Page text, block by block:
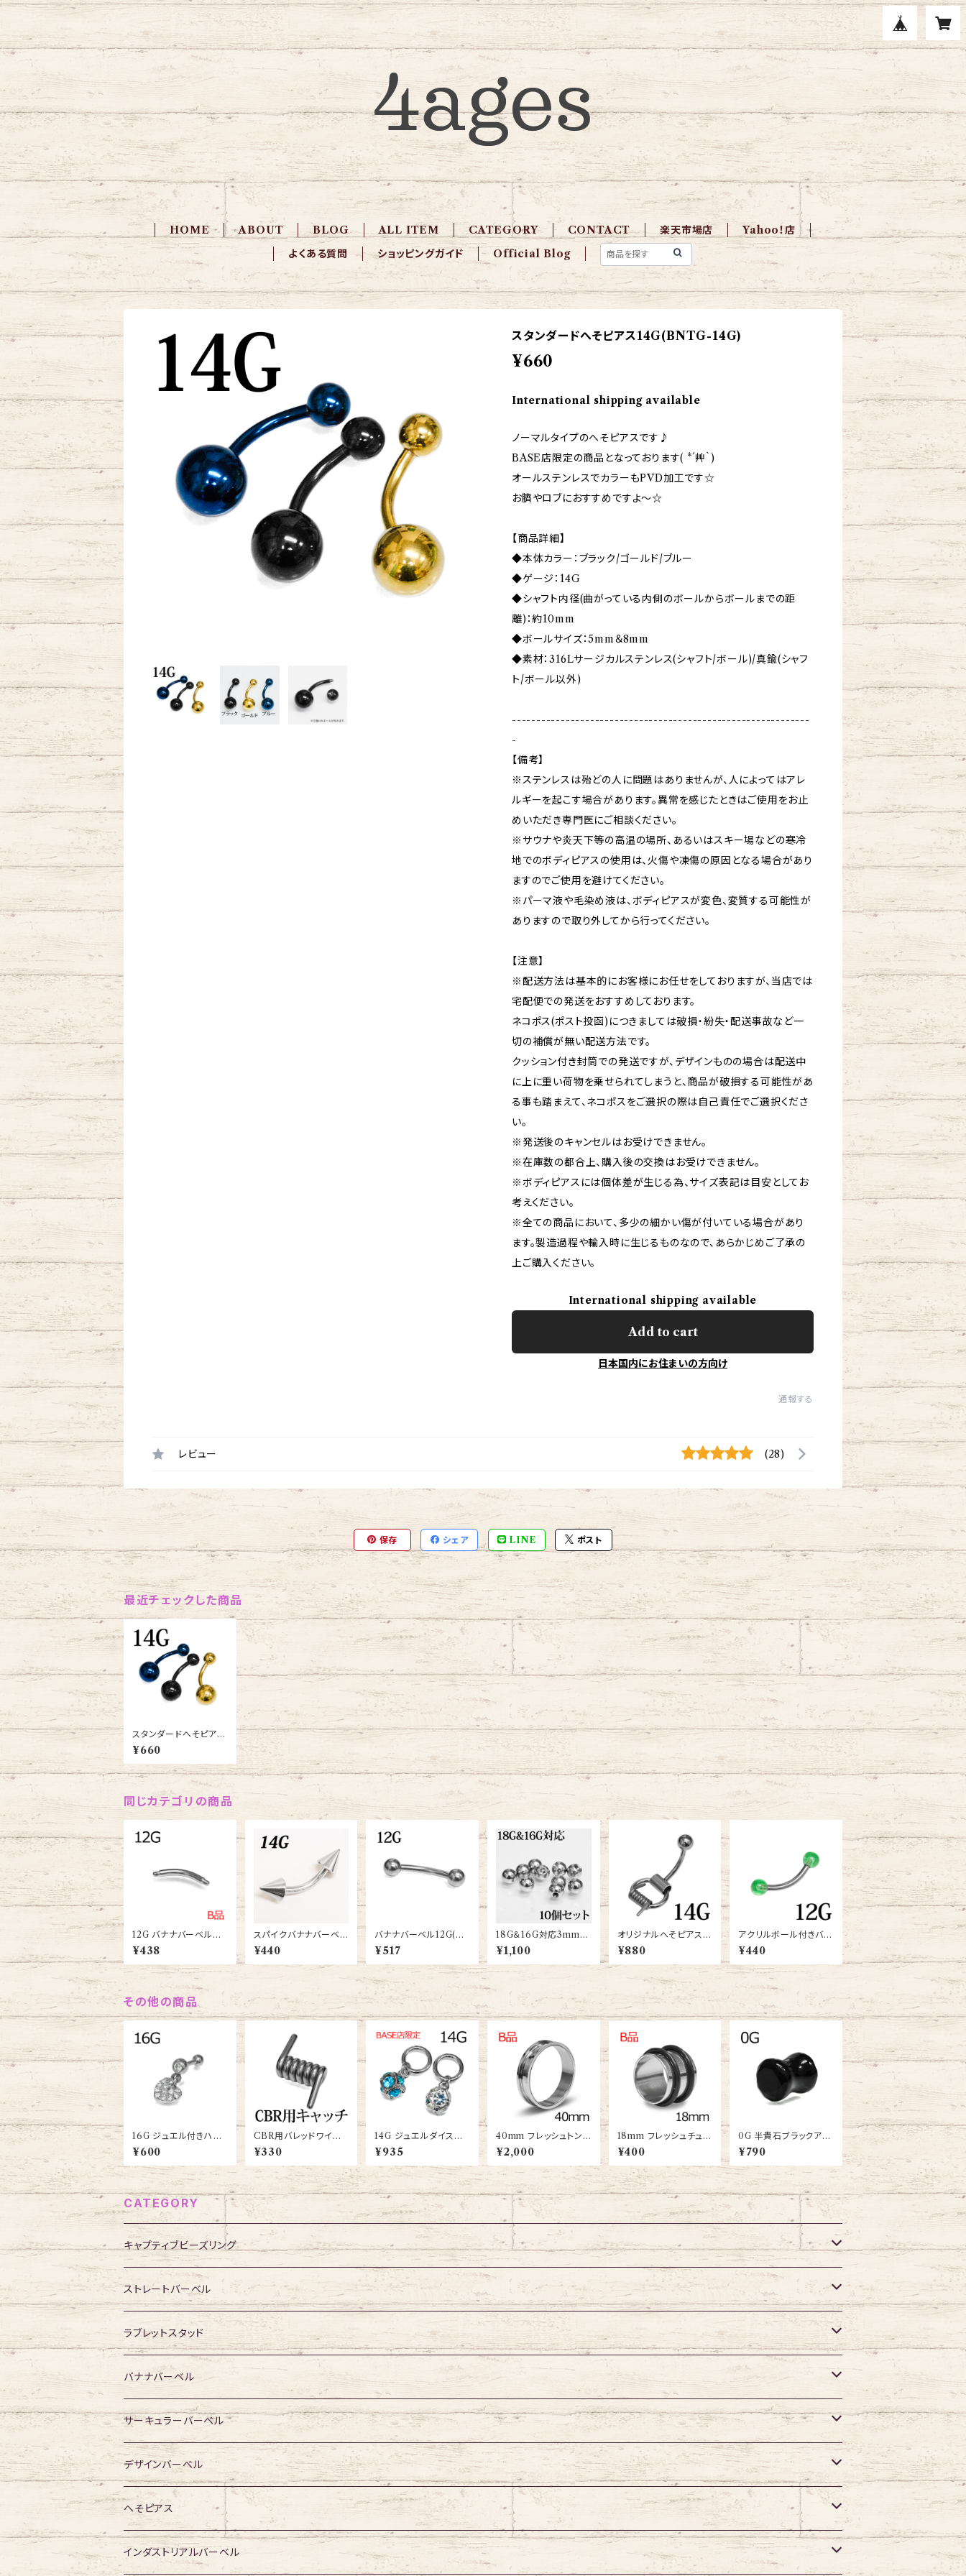
HOME ABOUT BLOG ALL ITEM CATEGORY CONTACT 楽天市場店
Yahoo！店
よくある質問
ショッピングガイド Official Blog
スタンダードへそピアス14G(BNTG-14G)
¥660
International shipping available
ノーマルタイプのへそピアスです♪
BASE店限定の商品となっております( *´艸｀)
オールステンレスでカラーもPVD加工です☆
お臍やロブにおすすめですよ～☆
【商品詳細】
◆本体カラー：ブラック/ゴールド/ブルー
◆ゲージ：14G
◆シャフト内径(曲がっている内側のボールからボールまでの距
離)：約10mm
◆ボールサイズ：5mm＆8mm
◆素材：316Lサージカルステンレス(シャフト/ボール)/真鍮(シャフ
ト/ボール以外)
-------------------------------------------------------------
-
【備考】
※ステンレスは殆どの人に問題はありませんが、人によってはアレ
ルギーを起こす場合があります。異常を感じたときはご使用をお止
めいただき専門医にご相談ください。
※サウナや炎天下等の高温の場所、あるいはスキー場などの寒冷
地でのボディピアスの使用は、火傷や凍傷の原因となる場合があり
ますのでご使用を避けてください。
※パーマ液や毛染め液は、ボディピアスが変色、変質する可能性が
ありますので取り外してから行ってください。
【注意】
※配送方法は基本的にお客様にお任せをしておりますが、当店では
宅配便での発送をおすすめしております。
ネコポス(ポスト投函)につきましては破損・紛失・配送事故など一
切の補償が無い配送方法です。
クッション付き封筒での発送ですが、デザインものの場合は配送中
に上に重い荷物を乗せられてしまうと、商品が破損する可能性があ
る事も踏まえて、ネコポスをご選択の際は自己責任でご選択くださ
い。
※発送後のキャンセルはお受けできません。
※在庫数の都合上、購入後の交換はお受けできません。
※ボディピアスには個体差が生じる為、サイズ表記は目安としてお
考えください。
※全ての商品において、多少の細かい傷が付いている場合があり
ます。製造過程や輸入時に生じるものなので、あらかじめご了承の
上ご購入ください。
International shipping available
Add to cart
日本国内にお住まいの方向け
通報する
レビュー (28)
保存 シェア LINE ポスト
最近チェックした商品
スタンダードへそピアス
14G(BNTG-14G)
¥660
同じカテゴリの商品
12G バナナバーベルシ
ャフト(PINC-12G-SS)
¥438
スパイクバナナバーベル
14G(BA-SCD004-14
G-SS)
¥440
バナナバーベル12G(BA
-ST003-4-12G-SS)
¥517
18G＆16G対応3mmス
テンレスネジパーツ(T
BS-163-PK-SS)
¥1,100
オリジナルへそピアス14
G(BA-BW-14G)
¥880
アクリルボール付きバナ
ナバーベル12G(banan
a-gr-12g)
¥440
その他の商品
16G ジュエル付きハー
トチャームバーベル(JA
15898-16G-SS)
¥600
CBR用バレッドワイヤ
ーパーツ(MM-PAET
S)
¥330
14G ジュエルダイスチ
ャーム付きワンタッチセ
グメント(RSQ-0436-1
4G-SS)
¥935
40mm フレッシュトン
ネル(PSSCR-40M-S
S)
¥2,000
18mm フレッシュチュー
ブ(TB-ST002-26-18
M-SS)
¥400
0G 半貴石ブラックアゲ
ートジュエルカットダブ
ルフレアプラグ(PST2-
02-0G-BKA)
¥790
CATEGORY
キャプティブビーズリング
316Lサージカルステンレス
ジュエル無し
ジュエル有り
サージカルチタン
ジュエル無し
ジュエル有り
アクリル・その他
ストレートバーベル
316Lサージカルステンレス
ジュエル無し
ジュエル有り
サージカルチタン
ジュエル無し
ジュエル有り
アクリル・その他
ラブレットスタッド
316Lサージカルステンレス
ジュエル無し
ジュエル有り
サージカルチタン
ジュエル無し
ジュエル有り
アクリル・その他
バナナバーベル
316Lサージカルステンレス
ジュエル無し
ジュエル有り
サージカルチタン
ジュエル無し
ジュエル有り
アクリル・その他
サーキュラーバーベル
316Lサージカルステンレス
ジュエル無し
ジュエル有り
サージカルチタン
ジュエル無し
アクリル・その他
デザインバーベル
ジュエル無し
ジュエル有り
へそピアス
316Lサージカルステンレス
インダストリアルバーベル